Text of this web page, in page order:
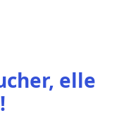
elle